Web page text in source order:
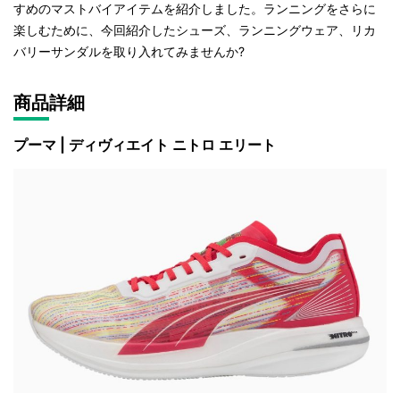
すめのマストバイアイテムを紹介しました。ランニングをさらに
楽しむために、今回紹介したシューズ、ランニングウェア、リカ
バリーサンダルを取り入れてみませんか?
商品詳細
プーマ | ディヴィエイト ニトロ エリート